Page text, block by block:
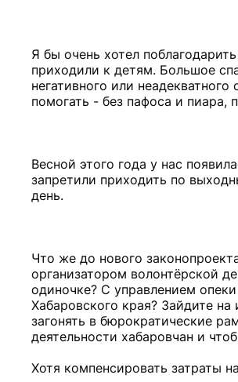
Я бы очень хотел
приходили к детям. Большое
негативного или
помогать - без пафоса и пиара,
Весной этого года у нас
запретили приходить по
день.
Что же до нового
организатором волонтёрской
одиночке? С управлением
Хабаровского края? Зайдите
загонять в бюрократические
деятельности хабаровчан и
Хотя компенсировать затраты